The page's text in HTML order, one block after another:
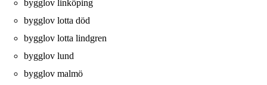
bygglov linköping
bygglov lotta död
bygglov lotta lindgren
bygglov lund
bygglov malmö